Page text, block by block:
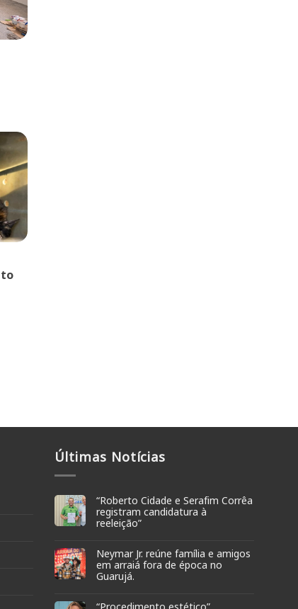
Últimas Notícias
“Roberto Cidade e Serafim Corrêa
registram candidatura à
reeleição”
Neymar Jr. reúne família e amigos
em arraiá fora de época no
Guarujá.
“Procedimento estético”